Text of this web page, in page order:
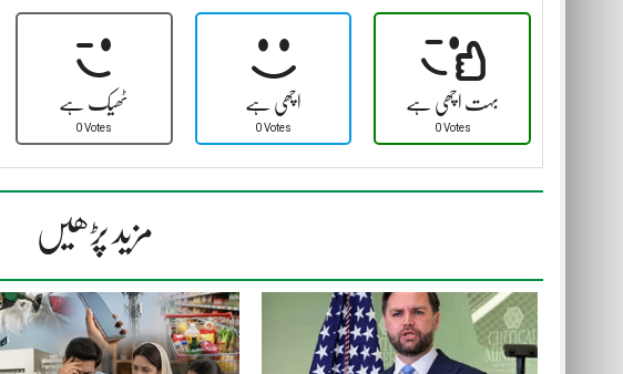
ٹھیک ہے
0 Votes
اچھی ہے
0 Votes
بہت اچھی ہے
0 Votes
مزید پڑھیں